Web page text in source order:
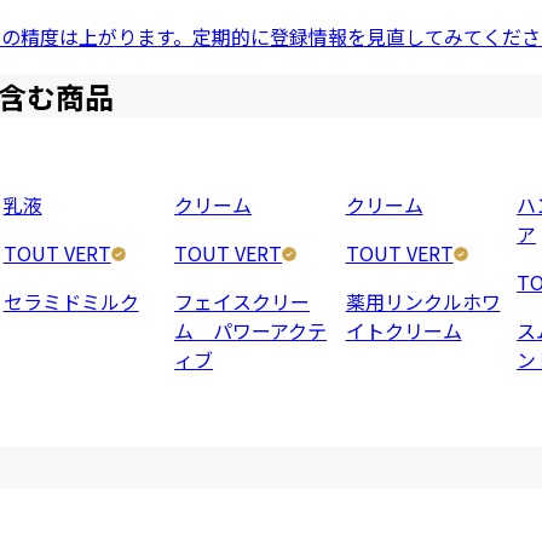
度は上がります。定期的に登録情報を見直してみてくだ
む商品
乳液
TOUT VERT
セラミドミルク
クリーム
TOUT VERT
フェイスクリー
ム パワーアクテ
ィブ
クリーム
TOUT VERT
薬用リンクルホワ
イトクリーム
ア
ス